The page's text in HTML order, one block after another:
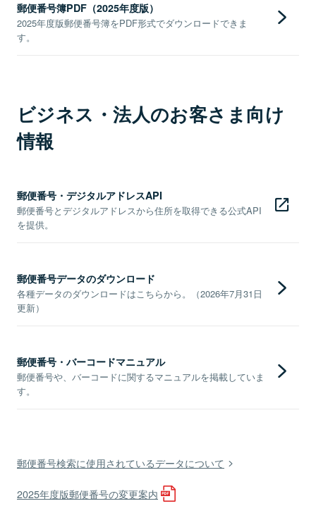
郵便番号簿PDF（2025年度版）
2025年度版郵便番号簿をPDF形式でダウンロードできま
す。
ビジネス・法人のお客さま向け
情報
郵便番号・デジタルアドレスAPI
郵便番号とデジタルアドレスから住所を取得できる公式API
を提供。
郵便番号データのダウンロード
各種データのダウンロードはこちらから。（2026年7月31日
更新）
郵便番号・バーコードマニュアル
郵便番号や、バーコードに関するマニュアルを掲載していま
す。
郵便番号検索に使用されているデータについて
2025年度版郵便番号の変更案内